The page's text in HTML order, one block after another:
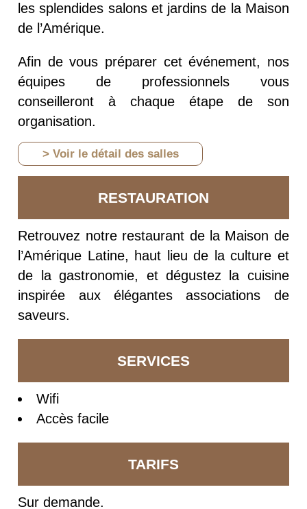
les splendides salons et jardins de la Maison
de l’Amérique.
Afin de vous préparer cet événement, nos
équipes de professionnels vous
conseilleront à chaque étape de son
organisation.
> Voir le détail des salles
RESTAURATION
Retrouvez notre restaurant de la Maison de
l’Amérique Latine, haut lieu de la culture et
de la gastronomie, et dégustez la cuisine
inspirée aux élégantes associations de
saveurs.
SERVICES
Wifi
Accès facile
TARIFS
Sur demande.